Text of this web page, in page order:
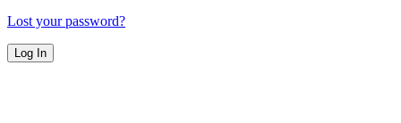
Lost your password?